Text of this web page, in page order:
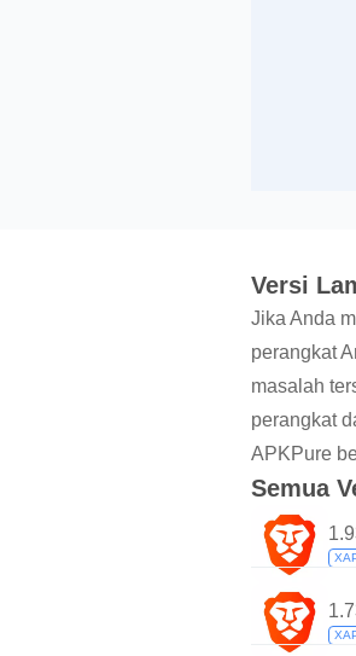
Versi
Jika Anda
perangkat
masalah
perangkat
APKPure
Semua